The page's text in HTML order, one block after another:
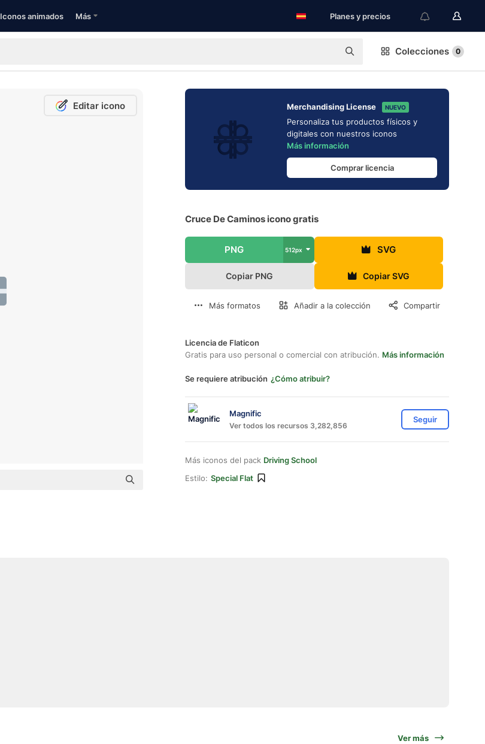
Iconos animados Más Planes y precios
Colecciones 0
Editar icono Merchandising License NUEVO
Personaliza tus productos físicos y
digitales con nuestros iconos
Más información
Comprar licencia
Cruce De Caminos icono gratis
PNG 512px SVG
Copiar PNG Copiar SVG
Más formatos Añadir a la colección Compartir
Licencia de Flaticon
Gratis para uso personal o comercial con atribución. Más información
Se requiere atribución ¿Cómo atribuir?
Magnific
Ver todos los recursos 3,282,856
Seguir
Más iconos del pack Driving School
Estilo: Special Flat
Ver más